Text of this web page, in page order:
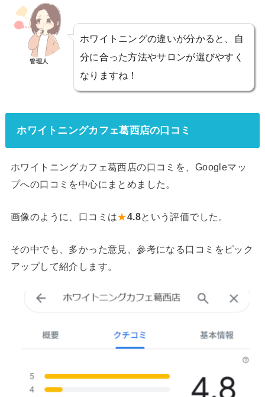
管理人
ホワイトニングの違いが分かると、自
分に合った方法やサロンが選びやすく
なりますね！
ホワイトニングカフェ葛西店の口コミ
ホワイトニングカフェ葛西店の口コミを、Googleマッ
プへの口コミを中心にまとめました。
画像のように、口コミは★4.8という評価でした。
その中でも、多かった意見、参考になる口コミをピック
アップして紹介します。